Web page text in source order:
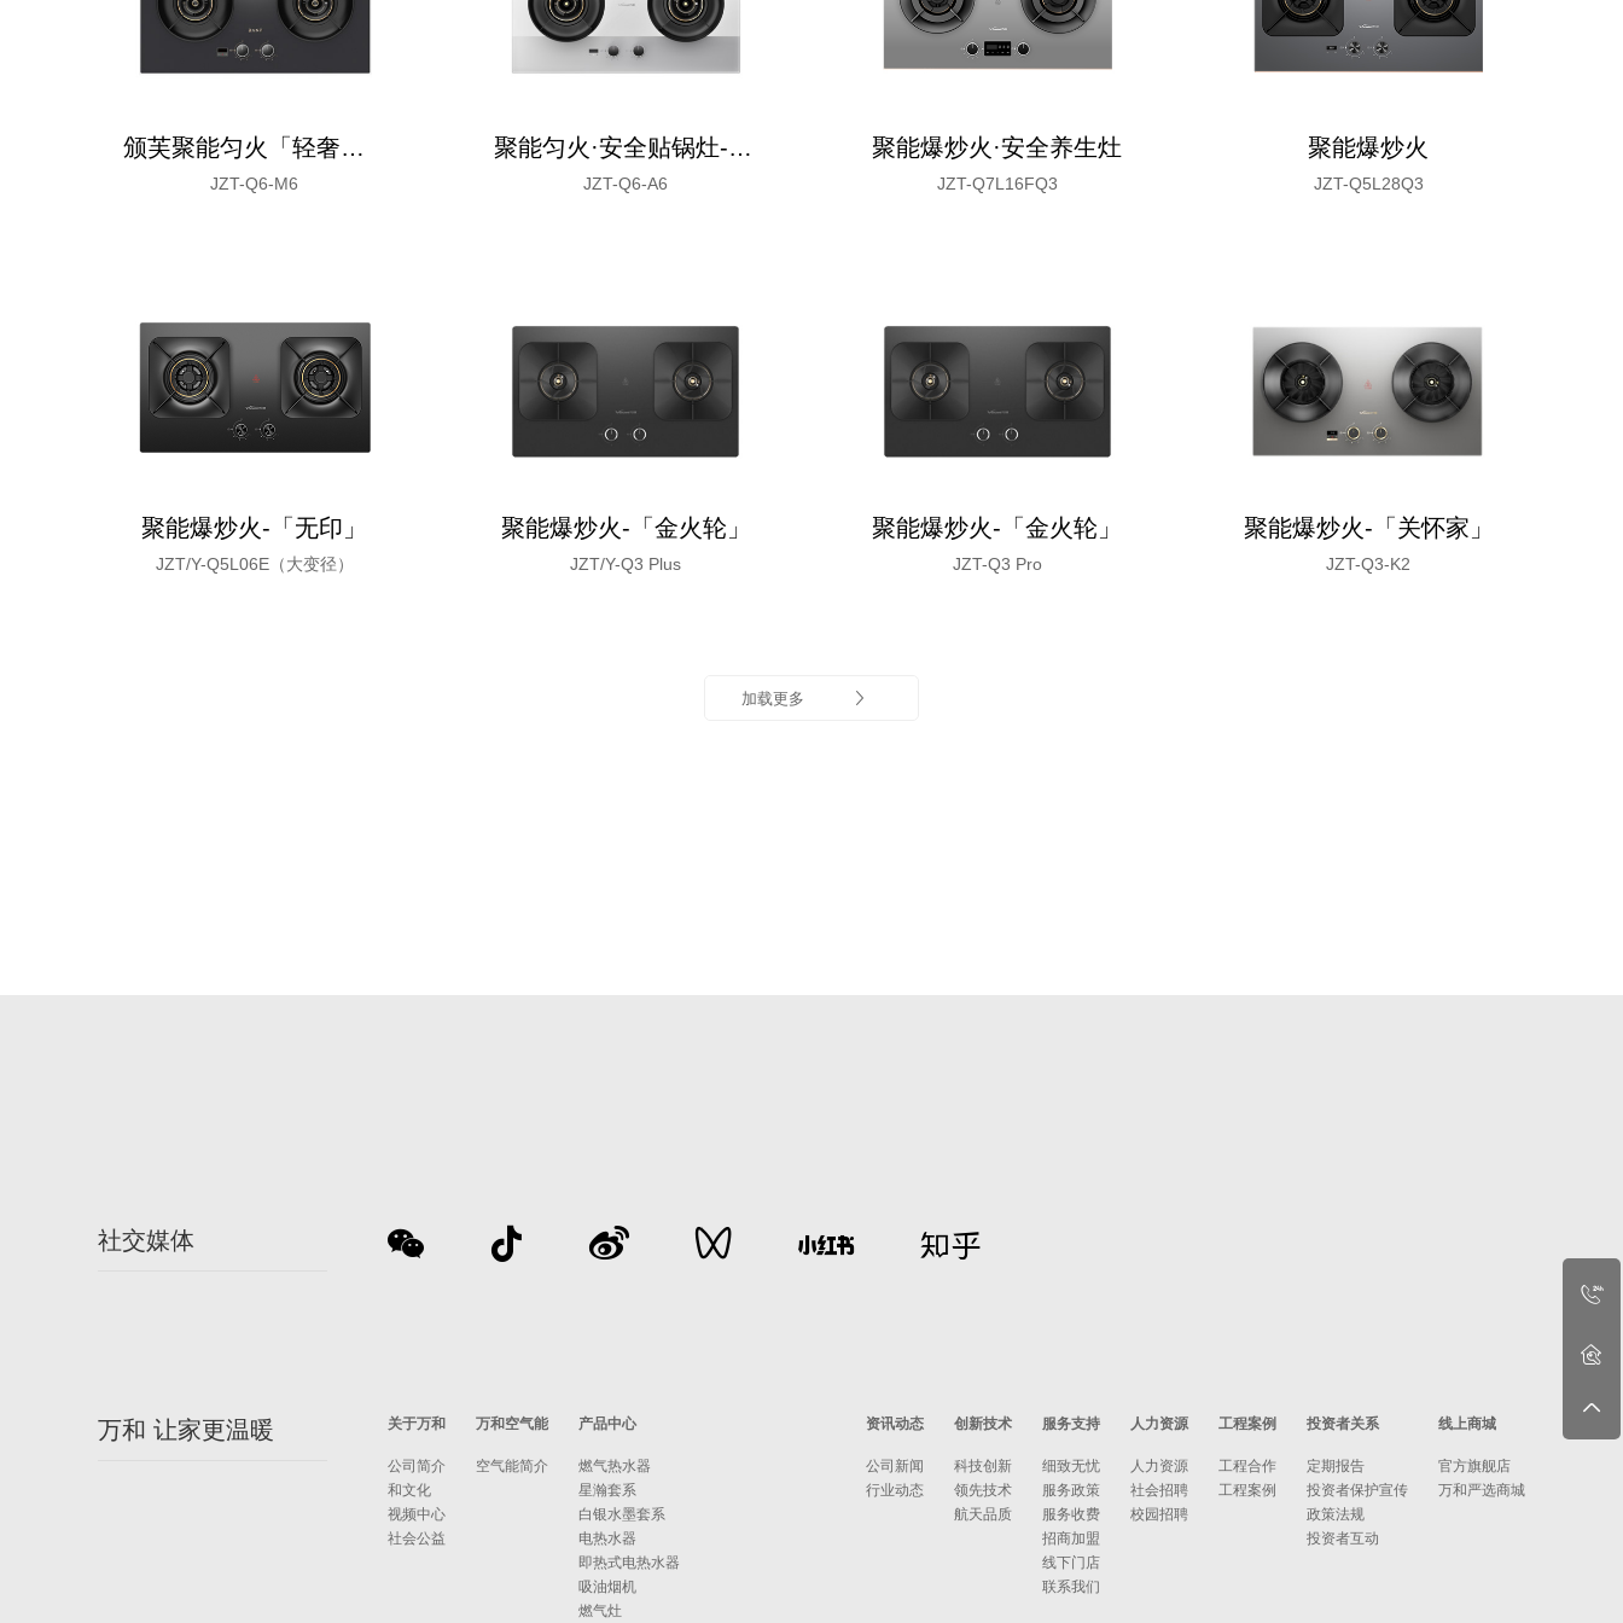
颁芙聚能匀火「轻奢金山」
JZT-Q6-M6
聚能匀火·安全贴锅灶-「白银水墨」
JZT-Q6-A6
聚能爆炒火·安全养生灶
JZT-Q7L16FQ3
聚能爆炒火
JZT-Q5L28Q3
聚能爆炒火-「无印」
JZT/Y-Q5L06E（大变径）
聚能爆炒火-「金火轮」
JZT/Y-Q3 Plus
聚能爆炒火-「金火轮」
JZT-Q3 Pro
聚能爆炒火-「关怀家」
JZT-Q3-K2
加载更多
社交媒体
万和 让家更温暖 关于万和
公司简介
和文化
视频中心
社会公益
万和空气能
空气能简介
产品中心
燃气热水器
星瀚套系
白银水墨套系
电热水器
即热式电热水器
吸油烟机
燃气灶
资讯动态
公司新闻
行业动态
创新技术
科技创新
领先技术
航天品质
服务支持
细致无忧
服务政策
服务收费
招商加盟
线下门店
联系我们
人力资源
人力资源
社会招聘
校园招聘
工程案例
工程合作
工程案例
投资者关系
定期报告
投资者保护宣传
政策法规
投资者互动
线上商城
官方旗舰店
万和严选商城